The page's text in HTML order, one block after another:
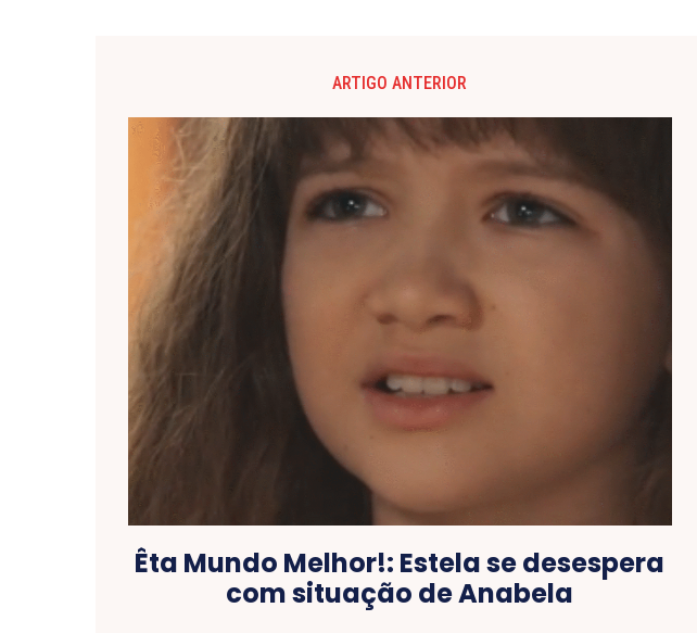
ARTIGO ANTERIOR
Êta Mundo Melhor!: Estela se desespera
com situação de Anabela